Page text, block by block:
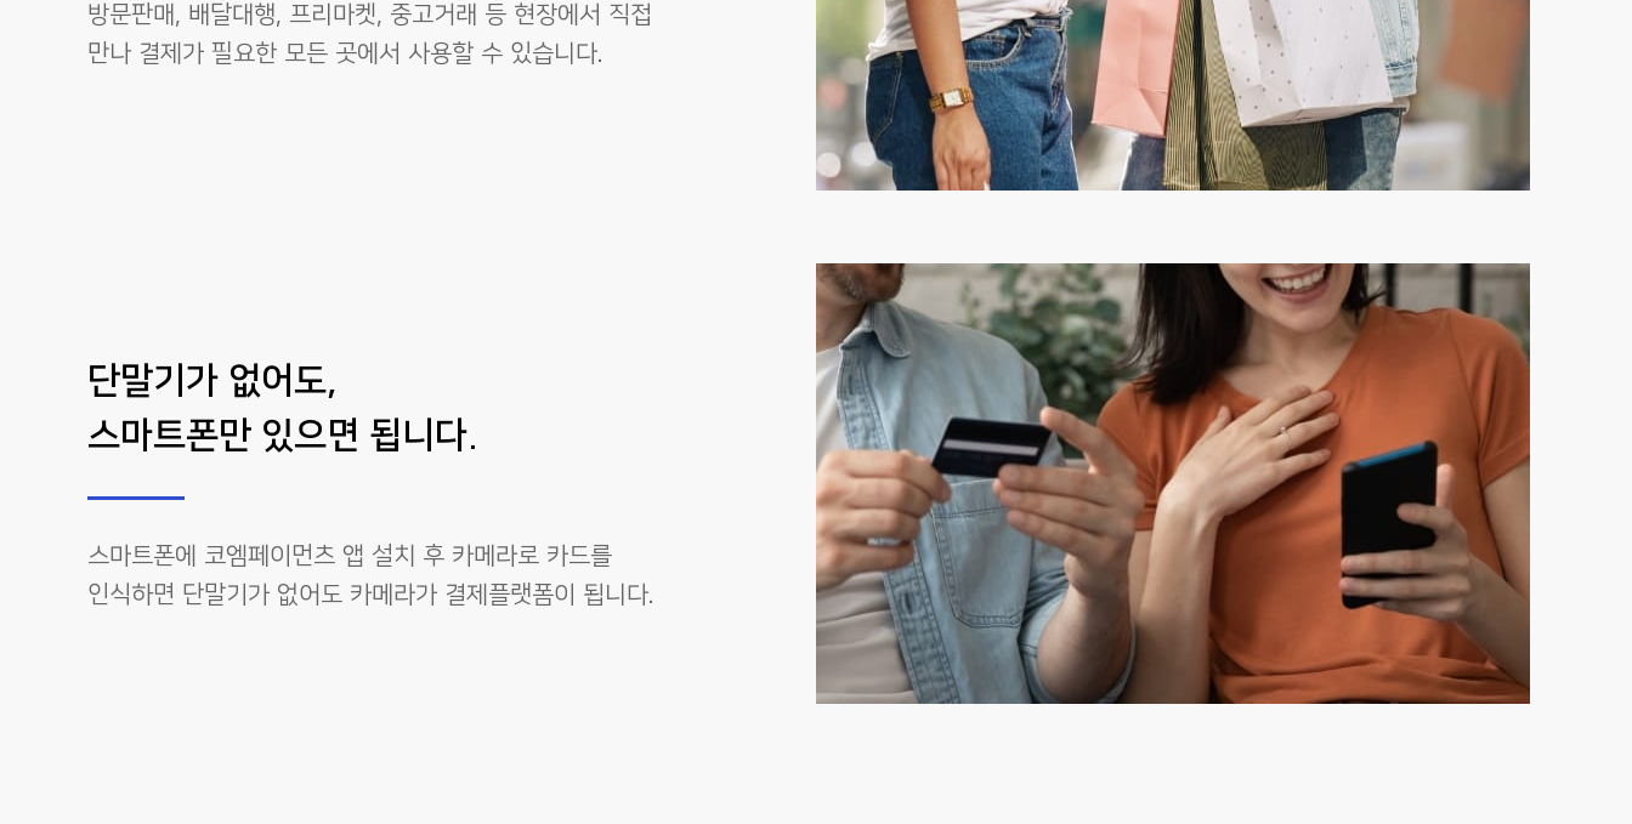
방문판매, 배달대행, 프리마켓, 중고거래 등 현장에서 직접
만나 결제가 필요한 모든 곳에서 사용할 수 있습니다.
단말기가 없어도,
스마트폰만 있으면 됩니다.
스마트폰에 코엠페이먼츠 앱 설치 후 카메라로 카드를
인식하면 단말기가 없어도 카메라가 결제플랫폼이 됩니다.